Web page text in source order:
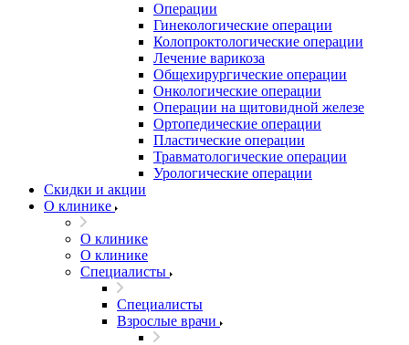
Операции
Гинекологические операции
Колопроктологические операции
Лечение варикоза
Общехирургические операции
Онкологические операции
Операции на щитовидной железе
Ортопедические операции
Пластические операции
Травматологические операции
Урологические операции
Скидки и акции
О клинике
О клинике
О клинике
Специалисты
Специалисты
Взрослые врачи